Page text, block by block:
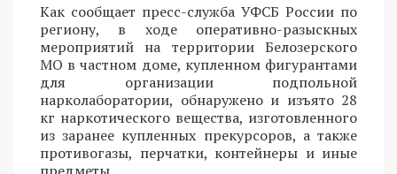
Как сообщает пресс-служба УФСБ России по
региону, в ходе оперативно-разыскных
мероприятий на территории Белозерского
МО в частном доме, купленном фигурантами
для организации подпольной
нарколаборатории, обнаружено и изъято 28
кг наркотического вещества, изготовленного
из заранее купленных прекурсоров, а также
противогазы, перчатки, контейнеры и иные